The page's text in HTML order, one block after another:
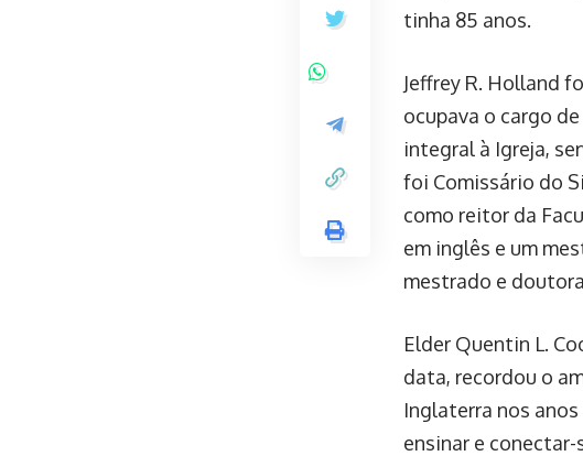
tinha 85 anos.
Jeffrey R. Holland
ocupava o cargo
integral à Igreja,
foi Comissário do
como reitor da
em inglês e um
mestrado e
Elder Quentin L.
data, recordou o
Inglaterra nos
ensinar e